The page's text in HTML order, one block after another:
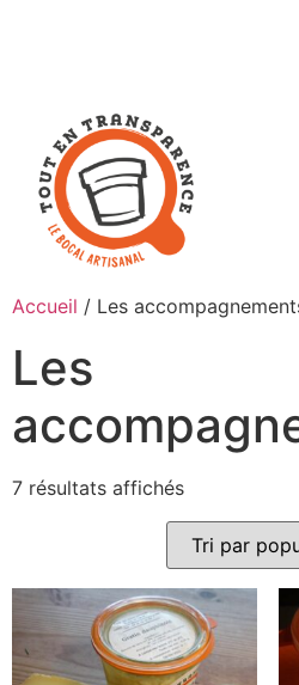
Accueil / Les
Les
7 résultats affichés